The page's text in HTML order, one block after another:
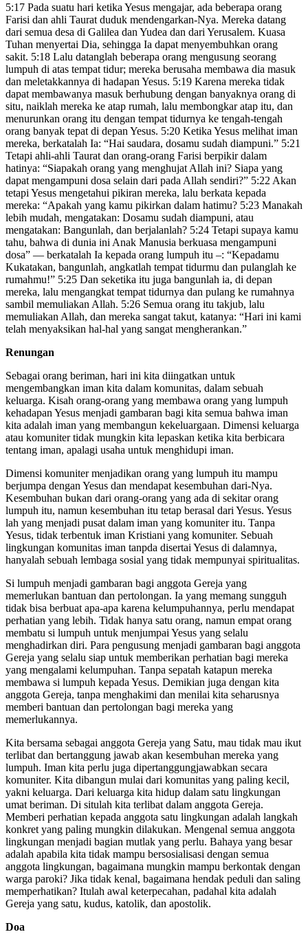
5:17 Pada suatu hari ketika Yesus mengajar, ada beberapa orang
Farisi dan ahli Taurat duduk mendengarkan-Nya. Mereka datang
dari semua desa di Galilea dan Yudea dan dari Yerusalem. Kuasa
Tuhan menyertai Dia, sehingga Ia dapat menyembuhkan orang
sakit. 5:18 Lalu datanglah beberapa orang mengusung seorang
lumpuh di atas tempat tidur; mereka berusaha membawa dia masuk
dan meletakkannya di hadapan Yesus. 5:19 Karena mereka tidak
dapat membawanya masuk berhubung dengan banyaknya orang di
situ, naiklah mereka ke atap rumah, lalu membongkar atap itu, dan
menurunkan orang itu dengan tempat tidurnya ke tengah-tengah
orang banyak tepat di depan Yesus. 5:20 Ketika Yesus melihat iman
mereka, berkatalah Ia: “Hai saudara, dosamu sudah diampuni.” 5:21
Tetapi ahli-ahli Taurat dan orang-orang Farisi berpikir dalam
hatinya: “Siapakah orang yang menghujat Allah ini? Siapa yang
dapat mengampuni dosa selain dari pada Allah sendiri?” 5:22 Akan
tetapi Yesus mengetahui pikiran mereka, lalu berkata kepada
mereka: “Apakah yang kamu pikirkan dalam hatimu? 5:23 Manakah
lebih mudah, mengatakan: Dosamu sudah diampuni, atau
mengatakan: Bangunlah, dan berjalanlah? 5:24 Tetapi supaya kamu
tahu, bahwa di dunia ini Anak Manusia berkuasa mengampuni
dosa” — berkatalah Ia kepada orang lumpuh itu –: “Kepadamu
Kukatakan, bangunlah, angkatlah tempat tidurmu dan pulanglah ke
rumahmu!” 5:25 Dan seketika itu juga bangunlah ia, di depan
mereka, lalu mengangkat tempat tidurnya dan pulang ke rumahnya
sambil memuliakan Allah. 5:26 Semua orang itu takjub, lalu
memuliakan Allah, dan mereka sangat takut, katanya: “Hari ini kami
telah menyaksikan hal-hal yang sangat mengherankan.”
Renungan
Sebagai orang beriman, hari ini kita diingatkan untuk
mengembangkan iman kita dalam komunitas, dalam sebuah
keluarga. Kisah orang-orang yang membawa orang yang lumpuh
kehadapan Yesus menjadi gambaran bagi kita semua bahwa iman
kita adalah iman yang membangun kekeluargaan. Dimensi keluarga
atau komuniter tidak mungkin kita lepaskan ketika kita berbicara
tentang iman, apalagi usaha untuk menghidupi iman.
Dimensi komuniter menjadikan orang yang lumpuh itu mampu
berjumpa dengan Yesus dan mendapat kesembuhan dari-Nya.
Kesembuhan bukan dari orang-orang yang ada di sekitar orang
lumpuh itu, namun kesembuhan itu tetap berasal dari Yesus. Yesus
lah yang menjadi pusat dalam iman yang komuniter itu. Tanpa
Yesus, tidak terbentuk iman Kristiani yang komuniter. Sebuah
lingkungan komunitas iman tanpda disertai Yesus di dalamnya,
hanyalah sebuah lembaga sosial yang tidak mempunyai spiritualitas.
Si lumpuh menjadi gambaran bagi anggota Gereja yang
memerlukan bantuan dan pertolongan. Ia yang memang sungguh
tidak bisa berbuat apa-apa karena kelumpuhannya, perlu mendapat
perhatian yang lebih. Tidak hanya satu orang, namun empat orang
membatu si lumpuh untuk menjumpai Yesus yang selalu
menghadirkan diri. Para pengusung menjadi gambaran bagi anggota
Gereja yang selalu siap untuk memberikan perhatian bagi mereka
yang mengalami kelumpuhan. Tanpa sepatah katapun mereka
membawa si lumpuh kepada Yesus. Demikian juga dengan kita
anggota Gereja, tanpa menghakimi dan menilai kita seharusnya
memberi bantuan dan pertolongan bagi mereka yang
memerlukannya.
Kita bersama sebagai anggota Gereja yang Satu, mau tidak mau ikut
terlibat dan bertanggung jawab akan kesembuhan mereka yang
lumpuh. Iman kita perlu juga dipertanggungjawabkan secara
komuniter. Kita dibangun mulai dari komunitas yang paling kecil,
yakni keluarga. Dari keluarga kita hidup dalam satu lingkungan
umat beriman. Di situlah kita terlibat dalam anggota Gereja.
Memberi perhatian kepada anggota satu lingkungan adalah langkah
konkret yang paling mungkin dilakukan. Mengenal semua anggota
lingkungan menjadi bagian mutlak yang perlu. Bahaya yang besar
adalah apabila kita tidak mampu bersosialisasi dengan semua
anggota lingkungan, bagaimana mungkin mampu berkontak dengan
warga paroki? Jika tidak kenal, bagaimana hendak peduli dan saling
memperhatikan? Itulah awal keterpecahan, padahal kita adalah
Gereja yang satu, kudus, katolik, dan apostolik.
Doa